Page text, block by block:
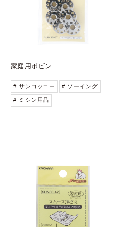
家庭用ボビン
# サンコッコー # ソーイング
# ミシン用品